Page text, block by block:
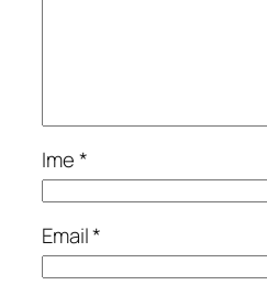
Ime*
Email*